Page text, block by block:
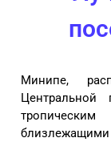
Минипе,
Центральной
близлежащими